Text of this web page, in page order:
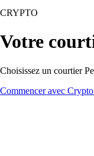
CRYPTO
Votre
Choisissez un courtier
Commencer avec